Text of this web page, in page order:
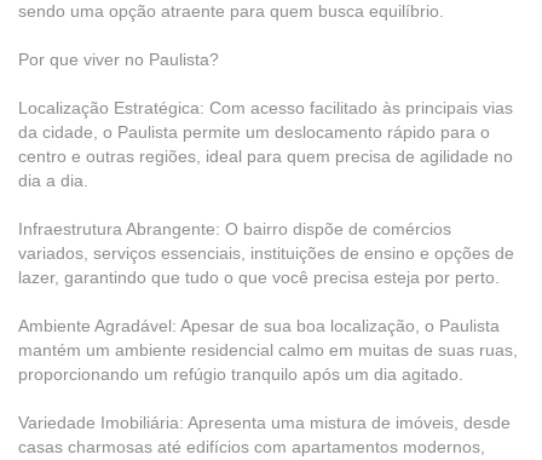
sendo uma opção atraente para quem busca equilíbrio.
Por que viver no Paulista?
Localização Estratégica: Com acesso facilitado às principais vias
da cidade, o Paulista permite um deslocamento rápido para o
centro e outras regiões, ideal para quem precisa de agilidade no
dia a dia.
Infraestrutura Abrangente: O bairro dispõe de comércios
variados, serviços essenciais, instituições de ensino e opções de
lazer, garantindo que tudo o que você precisa esteja por perto.
Ambiente Agradável: Apesar de sua boa localização, o Paulista
mantém um ambiente residencial calmo em muitas de suas ruas,
proporcionando um refúgio tranquilo após um dia agitado.
Variedade Imobiliária: Apresenta uma mistura de imóveis, desde
casas charmosas até edifícios com apartamentos modernos,